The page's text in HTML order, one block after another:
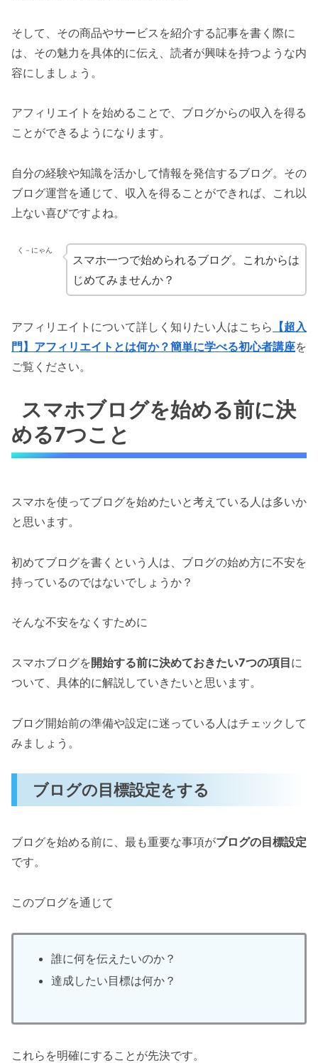
そして、その商品やサービスを紹介する記事を書く際に
は、その魅力を具体的に伝え、読者が興味を持つような内
容にしましょう。
アフィリエイトを始めることで、ブログからの収入を得る
ことができるようになります。
自分の経験や知識を活かして情報を発信するブログ。その
ブログ運営を通じて、収入を得ることができれば、これ以
上ない喜びですよね。
く－にゃん
スマホ一つで始められるブログ。これからは
じめてみませんか？
アフィリエイトについて詳しく知りたい人はこちら 【超入
門】アフィリエイトとは何か？簡単に学べる初心者講座を
ご覧ください。
スマホブログを始める前に決
める7つこと
スマホを使ってブログを始めたいと考えている人は多いか
と思います。
初めてブログを書くという人は、ブログの始め方に不安を
持っているのではないでしょうか？
そんな不安をなくすために
スマホブログを開始する前に決めておきたい7つの項目 に
ついて、具体的に解説していきたいと思います。
ブログ開始前の準備や設定に迷っている人はチェックして
みましょう。
ブログの目標設定をする
ブログを始める前に、最も重要な事項がブログの目標設定
です。
このブログを通じて
誰に何を伝えたいのか？
達成したい目標は何か？
これらを明確にすることが先決です。